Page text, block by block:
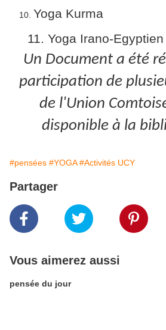
Yoga Kurma
11. Yoga Irano-Egyptien
Un Document a été
participation de
de l'Union
disponible à la
#pensées #YOGA #Activités UCY
Partager
Vous aimerez aussi
pensée du jour